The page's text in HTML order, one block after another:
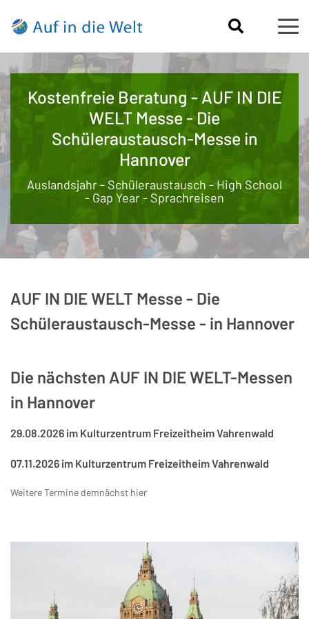
Kostenfreie Beratung - AUF IN DIE
WELT Messe - Die
Schüleraustausch-Messe in
Hannover
Auslandsjahr - Schüleraustausch - High School
- Gap Year - Sprachreisen
AUF IN DIE WELT Messe - Die
Schüleraustausch-Messe - in Hannover
Die nächsten AUF IN DIE WELT-Messen
in Hannover
29.08.2026 im Kulturzentrum Freizeitheim Vahrenwald
07.11.2026 im Kulturzentrum Freizeitheim Vahrenwald
Weitere Termine demnächst hier